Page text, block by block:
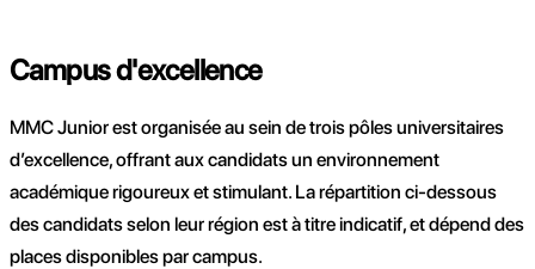
Campus d'excellence
MMC Junior est organisée au sein de trois pôles universitaires
d’excellence, offrant aux candidats un environnement
académique rigoureux et stimulant. La répartition ci-dessous
des candidats selon leur région est à titre indicatif, et dépend des
places disponibles par campus.